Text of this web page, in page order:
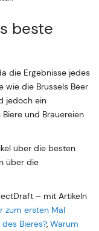
beste
die Ergebnisse jedes
wie die Brussels Beer
jedoch ein
und Brauereien
über die besten
über die
– mit Artikeln
zum ersten Mal
Bieres?, Warum